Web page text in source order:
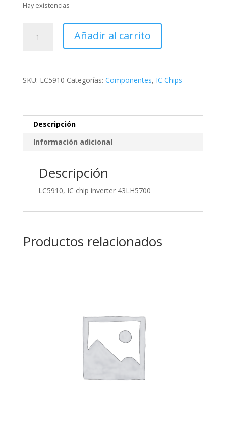
Hay existencias
Añadir al carrito
SKU: LC5910 Categorías: Componentes, IC Chips
Descripción
Información adicional
Descripción
LC5910, IC chip inverter 43LH5700
Productos relacionados